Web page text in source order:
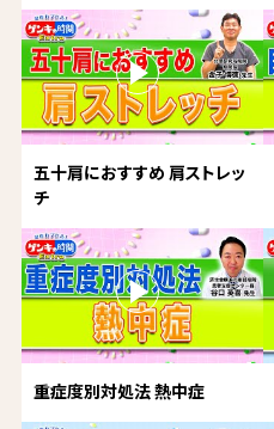
五十肩におすすめ 肩ストレッ
チ
重症度別対処法 熱中症